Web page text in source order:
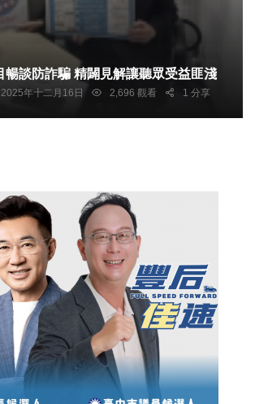
蔡慶星上節目暢談防詐騙 精闢見解讓聽眾受益匪淺
2025年十二月16日 2,696 觀看 1 分享